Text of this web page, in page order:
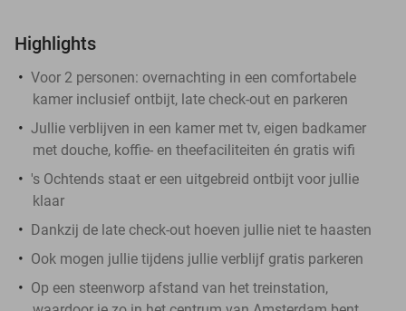
Highlights
Voor 2 personen: overnachting in een comfortabele
kamer inclusief ontbijt, late check-out en parkeren
Jullie verblijven in een kamer met tv, eigen badkamer
met douche, koffie- en theefaciliteiten én gratis wifi
's Ochtends staat er een uitgebreid ontbijt voor jullie
klaar
Dankzij de late check-out hoeven jullie niet te haasten
Ook mogen jullie tijdens jullie verblijf gratis parkeren
Op een steenworp afstand van het treinstation,